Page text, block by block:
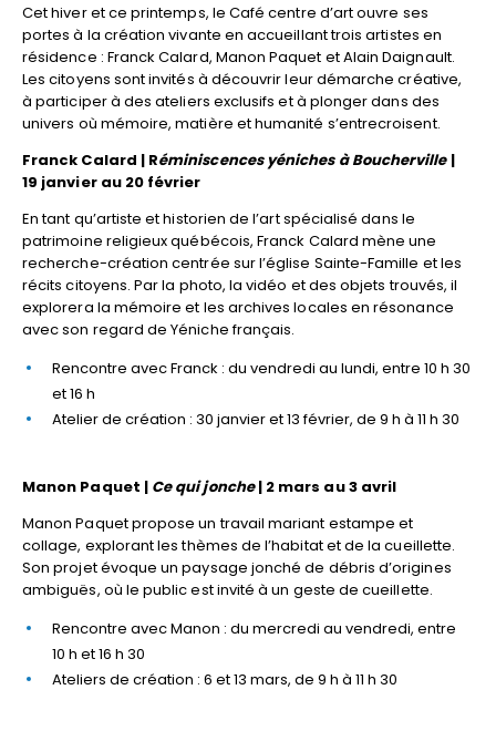
Cet hiver et ce printemps, le Café centre d’art ouvre ses
portes à la création vivante en accueillant trois artistes en
résidence : Franck Calard, Manon Paquet et Alain Daignault.
Les citoyens sont invités à découvrir leur démarche créative,
à participer à des ateliers exclusifs et à plonger dans des
univers où mémoire, matière et humanité s’entrecroisent.
Franck Calard | Réminiscences yéniches à Boucherville |
19 janvier au 20 février
En tant qu’artiste et historien de l’art spécialisé dans le
patrimoine religieux québécois, Franck Calard mène une
recherche-création centrée sur l’église Sainte-Famille et les
récits citoyens. Par la photo, la vidéo et des objets trouvés, il
explorera la mémoire et les archives locales en résonance
avec son regard de Yéniche français.
Rencontre avec Franck : du vendredi au lundi, entre 10 h 30
et 16 h
Atelier de création : 30 janvier et 13 février, de 9 h à 11 h 30
Manon Paquet | Ce qui jonche| 2 mars au 3 avril
Manon Paquet propose un travail mariant estampe et
collage, explorant les thèmes de l’habitat et de la cueillette.
Son projet évoque un paysage jonché de débris d’origines
ambiguës, où le public est invité à un geste de cueillette.
Rencontre avec Manon : du mercredi au vendredi, entre
10 h et 16 h 30
Ateliers de création : 6 et 13 mars, de 9 h à 11 h 30